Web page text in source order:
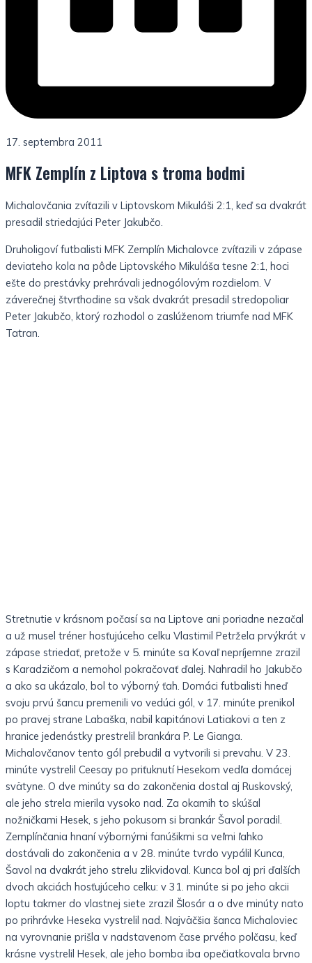
17. septembra 2011
MFK Zemplín z Liptova s troma bodmi
Michalovčania zvíťazili v Liptovskom Mikuláši 2:1, keď sa dvakrát
presadil striedajúci Peter Jakubčo.
Druholigoví futbalisti MFK Zemplín Michalovce zvíťazili v zápase
deviateho kola na pôde Liptovského Mikuláša tesne 2:1, hoci
ešte do prestávky prehrávali jednogólovým rozdielom. V
záverečnej štvrťhodine sa však dvakrát presadil stredopoliar
Peter Jakubčo, ktorý rozhodol o zaslúženom triumfe nad MFK
Tatran.
Stretnutie v krásnom počasí sa na Liptove ani poriadne nezačal
a už musel tréner hosťujúceho celku Vlastimil Petržela prvýkrát v
zápase striedať, pretože v 5. minúte sa Kovaľ nepríjemne zrazil
s Karadzičom a nemohol pokračovať ďalej. Nahradil ho Jakubčo
a ako sa ukázalo, bol to výborný ťah. Domáci futbalisti hneď
svoju prvú šancu premenili vo vedúci gól, v 17. minúte prenikol
po pravej strane Labaška, nabil kapitánovi Latiakovi a ten z
hranice jedenástky prestrelil brankára P. Le Gianga.
Michalovčanov tento gól prebudil a vytvorili si prevahu. V 23.
minúte vystrelil Ceesay po priťuknutí Hesekom vedľa domácej
svätyne. O dve minúty sa do zakončenia dostal aj Ruskovský,
ale jeho strela mierila vysoko nad. Za okamih to skúšal
nožničkami Hesek, s jeho pokusom si brankár Šavol poradil.
Zemplínčania hnaní výbornými fanúšikmi sa veľmi ľahko
dostávali do zakončenia a v 28. minúte tvrdo vypálil Kunca,
Šavol na dvakrát jeho strelu zlikvidoval. Kunca bol aj pri ďalších
dvoch akciách hosťujúceho celku: v 31. minúte si po jeho akcii
loptu takmer do vlastnej siete zrazil Šlosár a o dve minúty nato
po prihrávke Heseka vystrelil nad. Najväčšia šanca Michaloviec
na vyrovnanie prišla v nadstavenom čase prvého polčasu, keď
krásne vystrelil Hesek, ale jeho bomba iba opečiatkovala brvno